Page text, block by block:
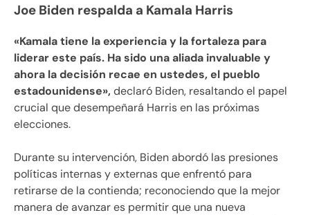
Joe Biden respalda a Kamala Harris
«Kamala tiene la experiencia y la fortaleza para
liderar este país. Ha sido una aliada invaluable y
ahora la decisión recae en ustedes, el pueblo
estadounidense», declaró Biden, resaltando el papel
crucial que desempeñará Harris en las próximas
elecciones.
Durante su intervención, Biden abordó las presiones
políticas internas y externas que enfrentó para
retirarse de la contienda; reconociendo que la mejor
manera de avanzar es permitir que una nueva